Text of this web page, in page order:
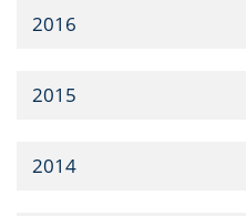
2016
2015
2014